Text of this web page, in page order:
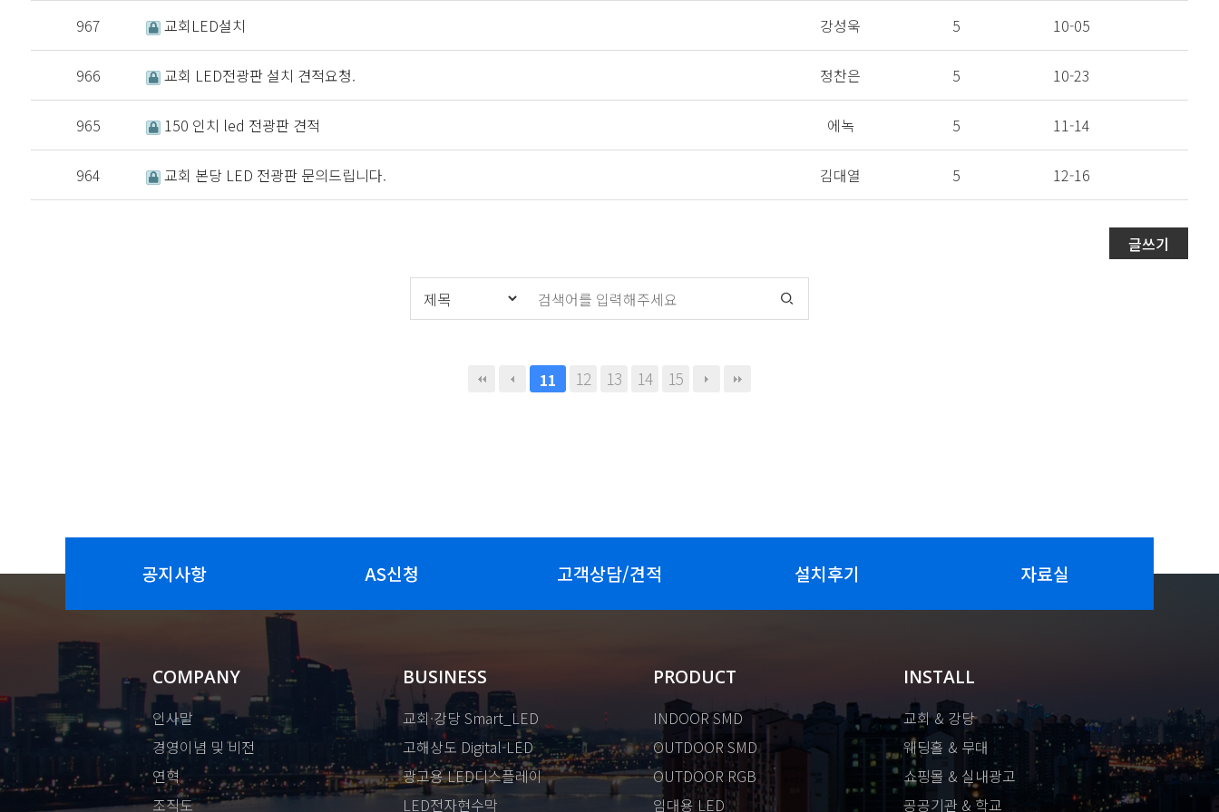
967 교회LED설치 강성욱 5 10-05
966 교회 LED전광판 설치 견적요청. 정찬은 5 10-23
965 150 인치 led 전광판 견적 에녹 5 11-14
964 교회 본당 LED 전광판 문의드립니다. 김대열 5 12-16
글쓰기
11 12 13 14 15
공지사항 AS신청 고객상담/견적 설치후기 자료실
COMPANY
인사말
경영이념 및 비전
연혁
조직도
BUSINESS
교회·강당 Smart_LED
고해상도 Digital-LED
광고용 LED디스플레이
LED전자현수막
PRODUCT
INDOOR SMD
OUTDOOR SMD
OUTDOOR RGB
임대용 LED
INSTALL
교회 & 강당
웨딩홀 & 무대
쇼핑몰 & 실내광고
공공기관 & 학교